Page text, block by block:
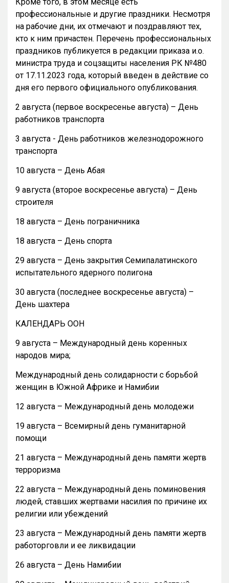
профессиональные и другие праздники. Несмотря
на рабочие дни, их отмечают и поздравляют тех,
кто к ним причастен. Перечень профессиональных
праздников публикуется в редакции приказа и.о.
министра труда и соцзащиты населения РК №480
от 17.11.2023 года, который введен в действие со
дня его первого официального опубликования.
2 августа (первое воскресенье августа) – День
работников транспорта
3 августа - День работников железнодорожного
транспорта
10 августа – День Абая
9 августа (второе воскресенье августа) – День
строителя
18 августа – День пограничника
18 августа – День спорта
29 августа – День закрытия Семипалатинского
испытательного ядерного полигона
30 августа (последнее воскресенье августа) –
День шахтера
КАЛЕНДАРЬ ООН
9 августа – Международный день коренных
народов мира;
Международный день солидарности с борьбой
женщин в Южной Африке и Намибии
12 августа – Международный день молодежи
19 августа – Всемирный день гуманитарной
помощи
21 августа – Международный день памяти жертв
терроризма
22 августа – Международный день поминовения
людей, ставших жертвами насилия по причине их
религии или убеждений
23 августа – Международный день памяти жертв
работорговли и ее ликвидации
26 августа – День Намибии